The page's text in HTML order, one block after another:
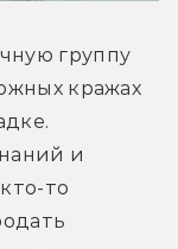
группу
кражах
и
то